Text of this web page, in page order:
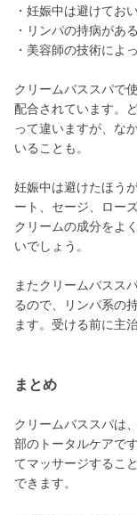
・妊娠中は避けてお
・リンパの持病があ
・美容師の技術によ
クリームバススパで
配合されています。
って違いますが、な
いることも。
妊娠中は避けたほう
ート、セージ、ロー
クリームの成分をよ
いでしょう。
またクリームバスス
るので、リンパ系の
ます。受ける前に主
まとめ
クリームバススパは
部のトータルケアで
てマッサージするこ
できます。